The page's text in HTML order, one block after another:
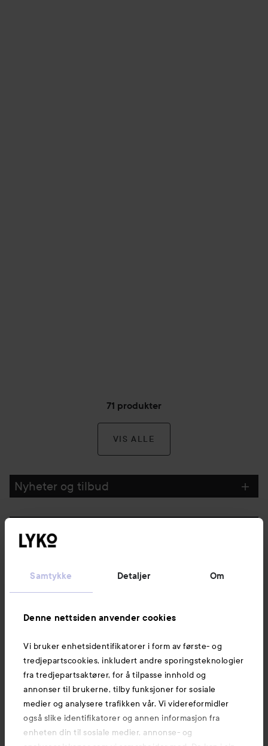
Samtykke Detaljer Om
Denne nettsiden anvender cookies
Vi bruker enhetsidentifikatorer i form av første- og
tredjepartscookies, inkludert andre sporingsteknologier
fra tredjepartsaktører, for å tilpasse innhold og
annonser til brukerne, tilby funksjoner for sosiale
medier og analysere trafikken vår. Vi videreformidler
også slike identifikatorer og annen informasjon fra
enheten din til sosiale medier, annonse- og
71 produkter
VIS ALLE
Nyheter og tilbud
Kundeservice
Informasjon
Også av interesse